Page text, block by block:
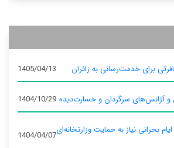
برای خدمت‌رسانی به زائران 1405/04/13
و آژانس‌های سرگردان و خسارت‌دیده 1404/10/29
بحرانی نیاز به حمایت وزارتخانه‌ای1404/04/07